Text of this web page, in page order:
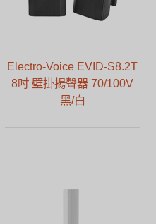
Electro-Voice EVID-S8.2T
8吋 壁掛揚聲器 70/100V
黑/白